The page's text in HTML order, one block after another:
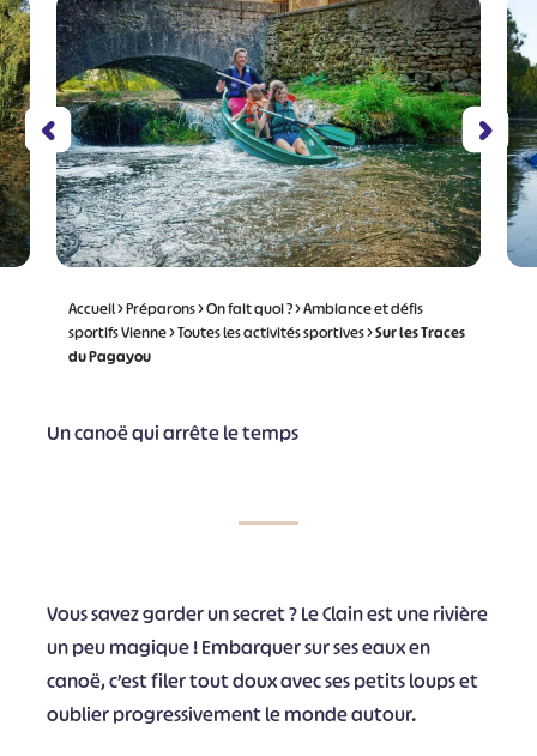
Accueil>Préparons>On fait quoi ?>Ambiance et défis
sportifs Vienne>Toutes les activités sportives>Sur les Traces
du Pagayou
Un canoë qui arrête le temps
Vous savez garder un secret ? Le Clain est une rivière
un peu magique ! Embarquer sur ses eaux en
canoë, c’est filer tout doux avec ses petits loups et
oublier progressivement le monde autour.